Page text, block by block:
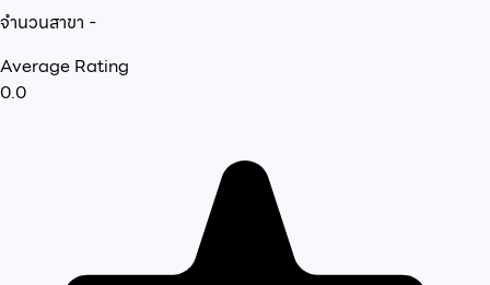
จำนวนสาขา -
Average Rating
0.0